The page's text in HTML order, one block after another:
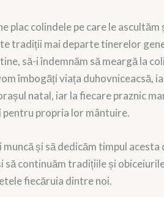
plac colindele pe care le
tradiții mai departe tinerelor
să-i îndemnăm să meargă la
îmbogăți viața duhovniceacsă,
natal, iar la fiecare praznic
propria lor mântuire.
și să dedicăm timpul
să continuăm tradițiile și
fiecăruia dintre noi.